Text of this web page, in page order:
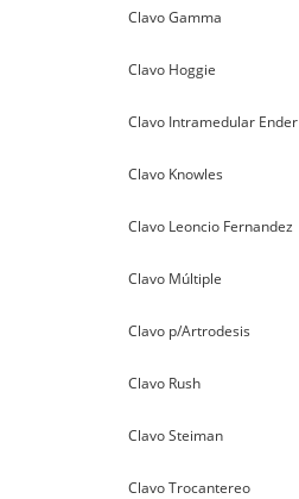
Clavo Gamma
Clavo Hoggie
Clavo Intramedular Ender
Clavo Knowles
Clavo Leoncio Fernandez
Clavo Múltiple
Clavo p/Artrodesis
Clavo Rush
Clavo Steiman
Clavo Trocantereo